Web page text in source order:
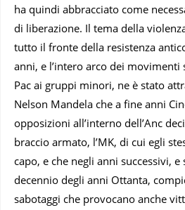
ha quindi abbracciato come
di liberazione. Il tema della
tutto il fronte della resistenza
anni, e l’intero arco dei movimenti
Pac ai gruppi minori, ne è stato
Nelson Mandela che a fine anni
opposizioni all’interno dell’Anc
braccio armato, l’MK, di cui egli
capo, e che negli anni successivi,
decennio degli anni Ottanta,
sabotaggi che provocano anche